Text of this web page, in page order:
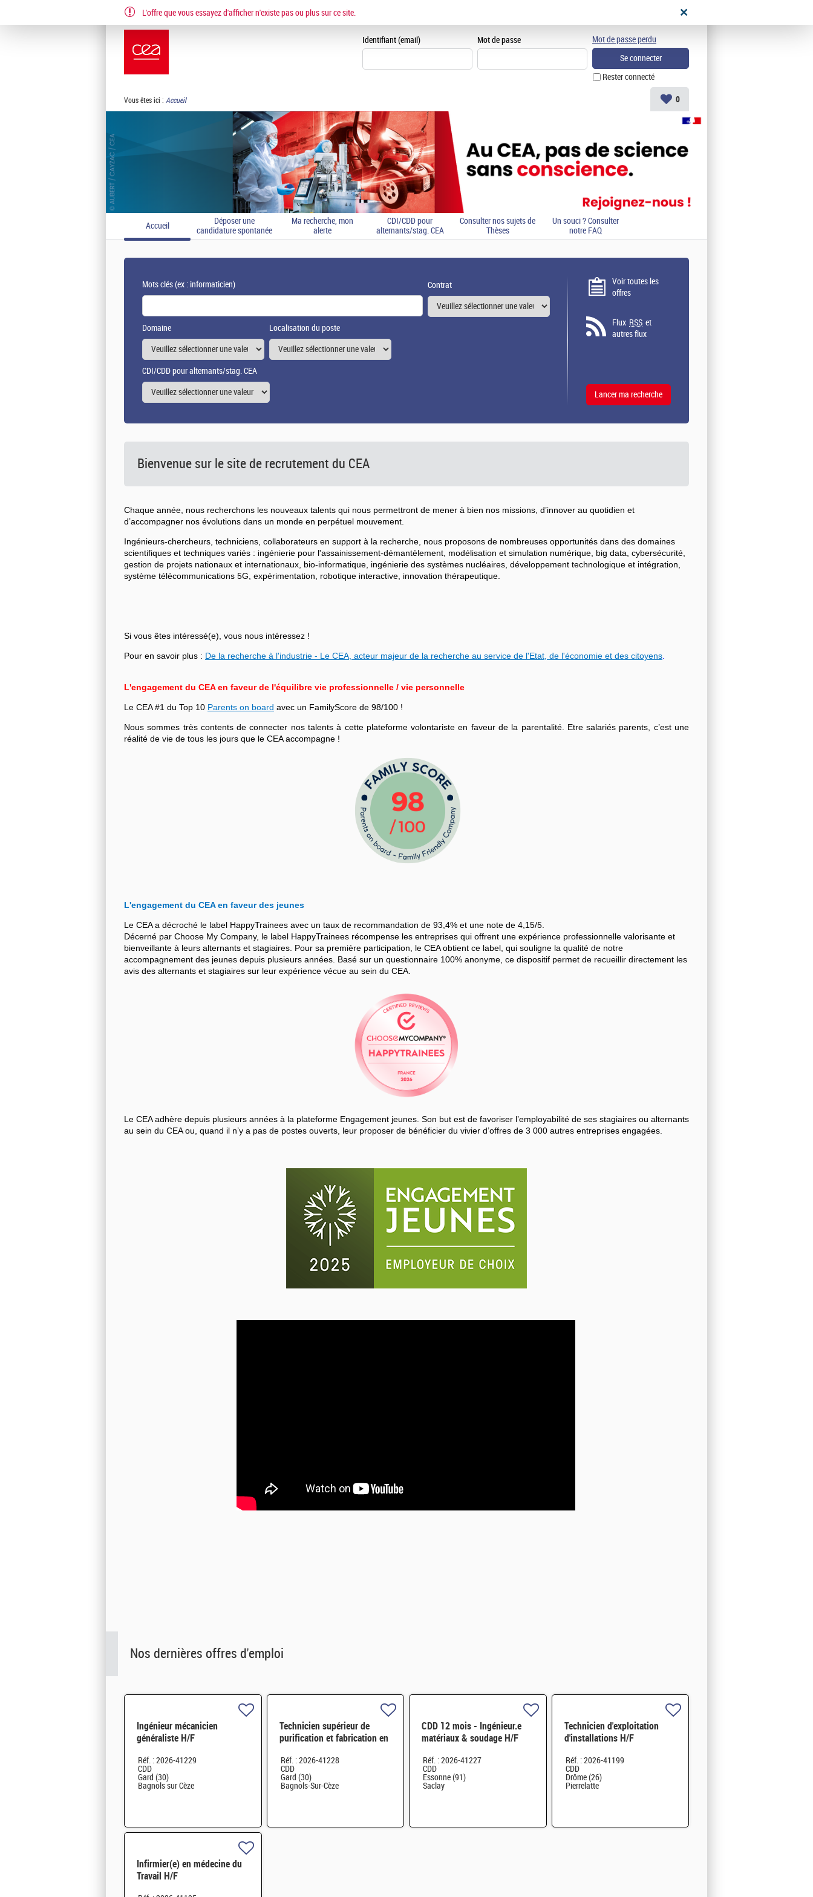
EN FR
Identifiant (email) Mot de passe
Rester connecté
Mot de passe perdu
Vous êtes ici : Accueil 0
Accueil
Déposer une
candidature spontanée
Ma recherche, mon
alerte
CDI/CDD pour
alternants/stag. CEA
Consulter nos sujets de
Thèses
Un souci ? Consulter
notre FAQ
Mots clés(ex : informaticien) Contrat
Domaine Localisation du poste
CDI/CDD pour alternants/stag. CEA
Voir toutes les
offres
Flux RSS et
autres flux
L'offre que vous essayez d'afficher n'existe pas ou plus sur ce site.
Bienvenue sur le site de recrutement du CEA
Chaque année, nous recherchons les nouveaux talents qui nous permettront de mener à bien nos missions, d’innover au quotidien et
d’accompagner nos évolutions dans un monde en perpétuel mouvement.
Ingénieurs-chercheurs, techniciens, collaborateurs en support à la recherche, nous proposons de nombreuses opportunités dans des domaines
scientifiques et techniques variés : ingénierie pour l'assainissement-démantèlement, modélisation et simulation numérique, big data, cybersécurité,
gestion de projets nationaux et internationaux, bio-informatique, ingénierie des systèmes nucléaires, développement technologique et intégration,
système télécommunications 5G, expérimentation, robotique interactive, innovation thérapeutique.
Si vous êtes intéressé(e), vous nous intéressez !
Pour en savoir plus : De la recherche à l'industrie - Le CEA, acteur majeur de la recherche au service de l'Etat, de l'économie et des citoyens.
L'engagement du CEA en faveur de l'équilibre vie professionnelle / vie personnelle
Le CEA #1 du Top 10 Parents on board avec un FamilyScore de 98/100 !
Nous sommes très contents de connecter nos talents à cette plateforme volontariste en faveur de la parentalité. Etre salariés parents, c’est une
réalité de vie de tous les jours que le CEA accompagne !
L'engagement du CEA en faveur des jeunes
Le CEA a décroché le label HappyTrainees avec un taux de recommandation de 93,4% et une note de 4,15/5.
Décerné par Choose My Company, le label HappyTrainees récompense les entreprises qui offrent une expérience professionnelle valorisante et
bienveillante à leurs alternants et stagiaires. Pour sa première participation, le CEA obtient ce label, qui souligne la qualité de notre
accompagnement des jeunes depuis plusieurs années. Basé sur un questionnaire 100% anonyme, ce dispositif permet de recueillir directement les
avis des alternants et stagiaires sur leur expérience vécue au sein du CEA.
Le CEA adhère depuis plusieurs années à la plateforme Engagement jeunes. Son but est de favoriser l’employabilité de ses stagiaires ou alternants
au sein du CEA ou, quand il n’y a pas de postes ouverts, leur proposer de bénéficier du vivier d’offres de 3 000 autres entreprises engagées.
Nos dernières offres d'emploi
Ingénieur mécanicien
généraliste H/F
Réf. : 2026-41229
CDD
Gard (30)
Bagnols sur Cèze
Technicien supérieur de
purification et fabrication en
Réf. : 2026-41228
CDD
Gard (30)
Bagnols-Sur-Cèze
CDD 12 mois - Ingénieur.e
matériaux & soudage H/F
Réf. : 2026-41227
CDD
Essonne (91)
Saclay
Technicien d'exploitation
d'installations H/F
Réf. : 2026-41199
CDD
Drôme (26)
Pierrelatte
Infirmier(e) en médecine du
Travail H/F